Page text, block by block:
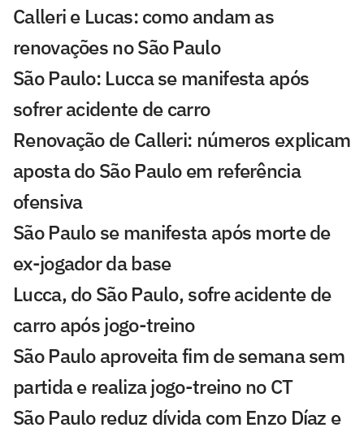
Calleri e Lucas: como andam as
renovações no São Paulo
São Paulo: Lucca se manifesta após
sofrer acidente de carro
Renovação de Calleri: números explicam
aposta do São Paulo em referência
ofensiva
São Paulo se manifesta após morte de
ex-jogador da base
Lucca, do São Paulo, sofre acidente de
carro após jogo-treino
São Paulo aproveita fim de semana sem
partida e realiza jogo-treino no CT
São Paulo reduz dívida com Enzo Díaz e